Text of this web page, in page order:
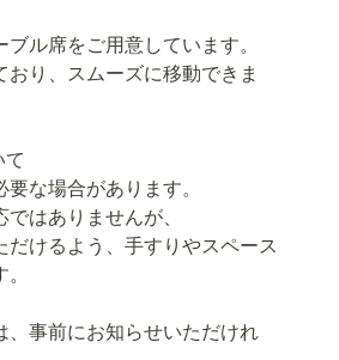
ル席をご用意しています。
おり、スムーズに移動できま
要な場合があります。
はありませんが、
だけるよう、手すりやスペース
、事前にお知らせいただけれ